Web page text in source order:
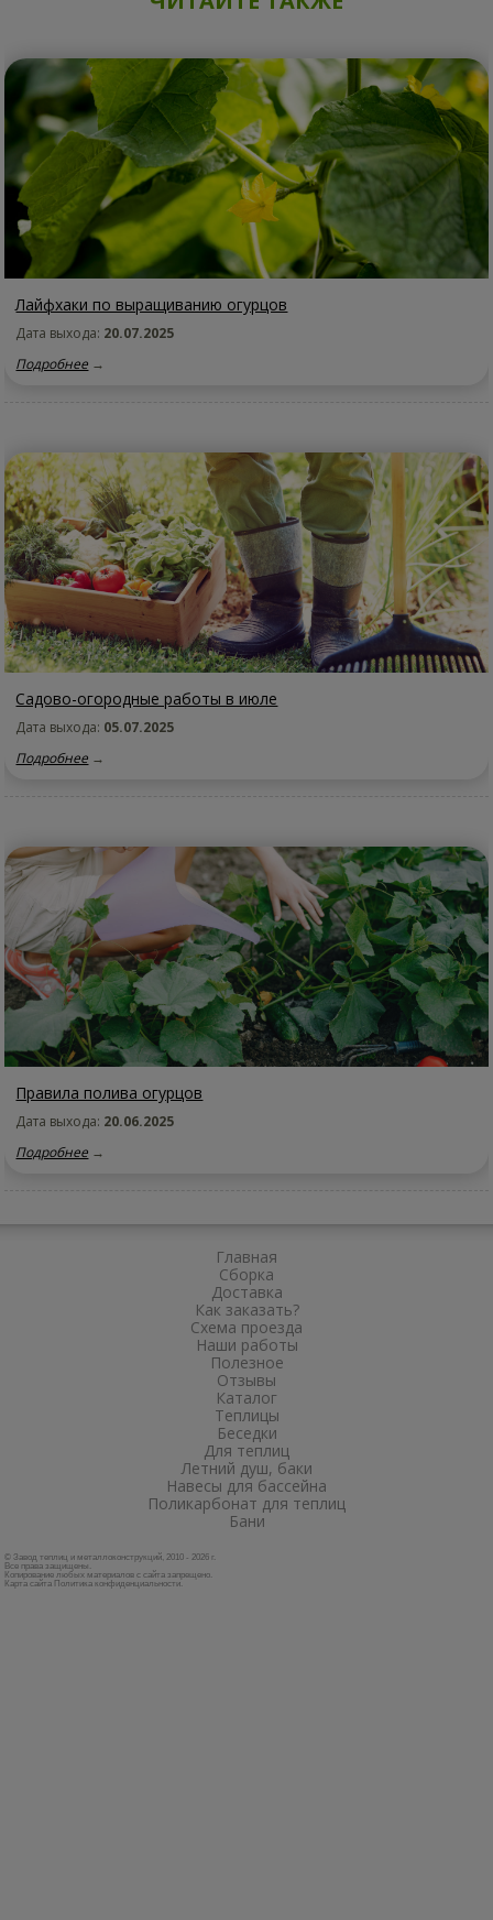
Лайфхаки по выращиванию огурцов
Дата выхода: 20.07.2025
Подробнее →
Садово-огородные работы в июле
Дата выхода: 05.07.2025
Подробнее →
Правила полива огурцов
Дата выхода: 20.06.2025
Подробнее →
Главная
Сборка
Доставка
Как заказать?
Схема проезда
Наши работы
Полезное
Отзывы
Каталог
Теплицы
Беседки
Для теплиц
Летний душ, баки
Навесы для бассейна
Поликарбонат для теплиц
Бани
© Завод теплиц и металлоконструкций, 2010 - 2026 г.
Все права защищены.
Копирование любых материалов с сайта запрещено.
Карта сайта Политика конфиденциальности.